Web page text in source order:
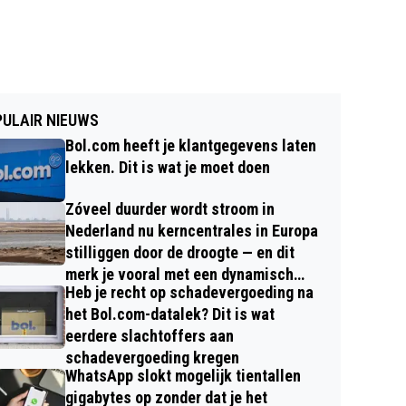
NIEUWS
Bol.com heeft je klantgegevens laten
lekken. Dit is wat je moet doen
Zóveel duurder wordt stroom in
Nederland nu kerncentrales in Europa
stilliggen door de droogte — en dit
merk je vooral met een dynamisch
contract
Heb je recht op schadevergoeding na
het Bol.com-datalek? Dit is wat
eerdere slachtoffers aan
schadevergoeding kregen
WhatsApp slokt mogelijk tientallen
gigabytes op zonder dat je het